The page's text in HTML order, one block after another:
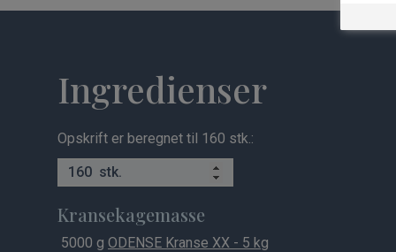
Ingredienser
Opskrift er beregnet til 160 stk.:
stk.
Kransekagemasse
5000 g ODENSE Kranse XX - 5 kg